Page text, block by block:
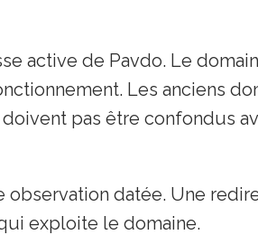
active de Pavdo. Le
Les anciens
doivent pas être confondus
datée. Une
exploite le domaine.